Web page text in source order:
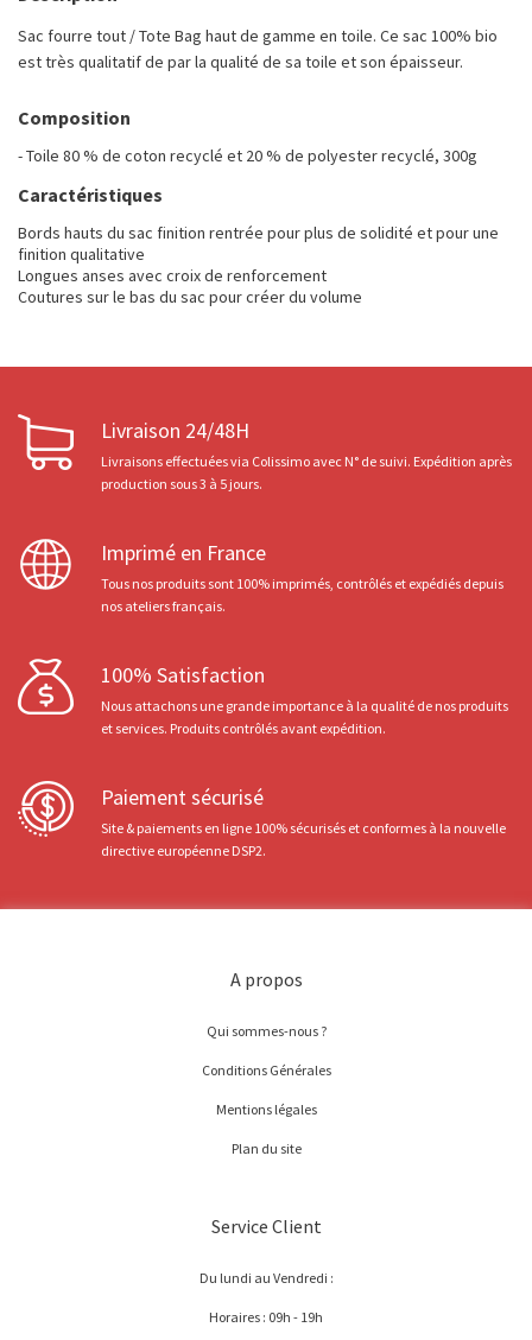
Sac fourre tout / Tote Bag haut de gamme en toile. Ce sac 100% bio
est très qualitatif de par la qualité de sa toile et son épaisseur.
Composition
- Toile 80 % de coton recyclé et 20 % de polyester recyclé, 300g
Caractéristiques
Bords hauts du sac finition rentrée pour plus de solidité et pour une
finition qualitative
Longues anses avec croix de renforcement
Coutures sur le bas du sac pour créer du volume
Livraison 24/48H
Livraisons effectuées via Colissimo avec N° de suivi. Expédition après
production sous 3 à 5 jours.
Imprimé en France
Tous nos produits sont 100% imprimés, contrôlés et expédiés depuis
nos ateliers français.
100% Satisfaction
Nous attachons une grande importance à la qualité de nos produits
et services. Produits contrôlés avant expédition.
Paiement sécurisé
Site & paiements en ligne 100% sécurisés et conformes à la nouvelle
directive européenne DSP2.
A propos
Qui sommes-nous ?
Conditions Générales
Mentions légales
Plan du site
Service Client
Du lundi au Vendredi :
Horaires : 09h - 19h